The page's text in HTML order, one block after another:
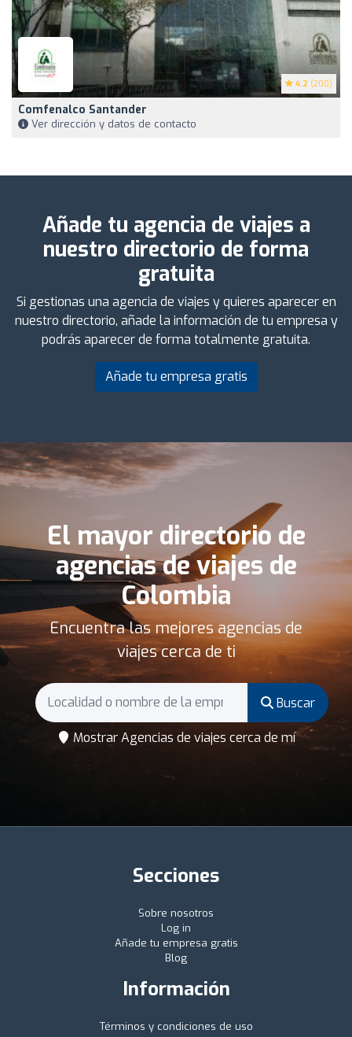
4.2 (200)
Comfenalco Santander
Ver dirección y datos de contacto
Añade tu agencia de viajes a
nuestro directorio de forma
gratuita
Si gestionas una agencia de viajes y quieres aparecer en
nuestro directorio, añade la información de tu empresa y
podrás aparecer de forma totalmente gratuita.
Añade tu empresa gratis
El mayor directorio de
agencias de viajes de
Colombia
Encuentra las mejores agencias de
viajes cerca de ti
Buscar
Mostrar Agencias de viajes cerca de mí
Secciones
Sobre nosotros
Log in
Añade tu empresa gratis
Blog
Información
Términos y condiciones de uso